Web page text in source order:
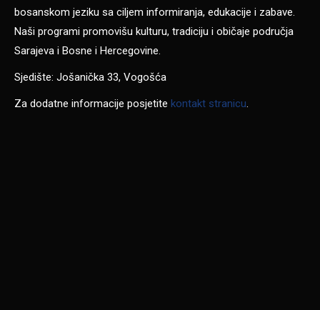
bosanskom jeziku sa ciljem informiranja, edukacije i zabave.
Naši programi promovišu kulturu, tradiciju i običaje područja
Sarajeva i Bosne i Hercegovine.
Sjedište: Jošanička 33, Vogošća
Za dodatne informacije posjetite kontakt stranicu